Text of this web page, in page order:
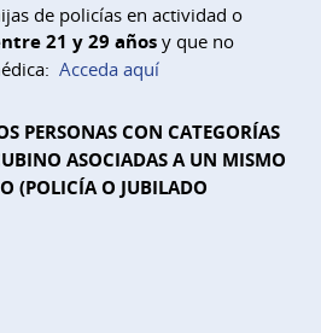
de policías en actividad o
21 y 29 añosy que no
Acceda aquí
PERSONAS CON CATEGORÍAS
ASOCIADAS A UN MISMO
(POLICÍA O JUBILADO